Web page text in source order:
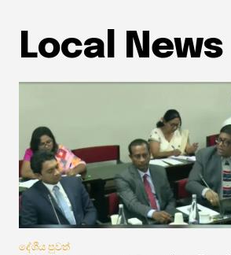
Local News
දේශීය පුවත්